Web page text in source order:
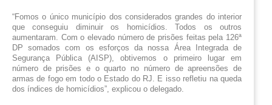
“Fomos o único município dos considerados grandes do interior
que conseguiu diminuir os homicídios. Todos os outros
aumentaram. Com o elevado número de prisões feitas pela 126ª
DP somados com os esforços da nossa Área Integrada de
Segurança Pública (AISP), obtivemos o primeiro lugar em
número de prisões e o quarto no número de apreensões de
armas de fogo em todo o Estado do RJ. E isso refletiu na queda
dos índices de homicídios”, explicou o delegado.